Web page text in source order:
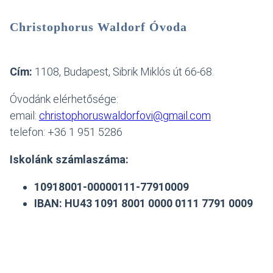
Christophorus Waldorf Óvoda
Cím: 1108, Budapest, Sibrik Miklós út 66-68.
Óvodánk elérhetősége:
email: christophoruswaldorfovi@gmail.com
telefon: +36 1 951 5286
Iskolánk számlaszáma:
10918001-00000111-77910009
IBAN: HU43 1091 8001 0000 0111 7791 0009